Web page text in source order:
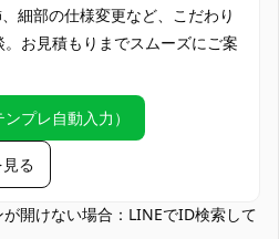
銀行振込
同人イベント、アニメゲーム系コ
ン撮影、ハロウィン仮装、舞台・
演、TikTok・配信コス、併せ撮
交流会
愛好家、アニメや漫画、ゲームフ
演者
細部の仕様変更など、こだわり
お見積もりまでスムーズにご案
プレ自動入力）
る
開けない場合：LINEでID検索して